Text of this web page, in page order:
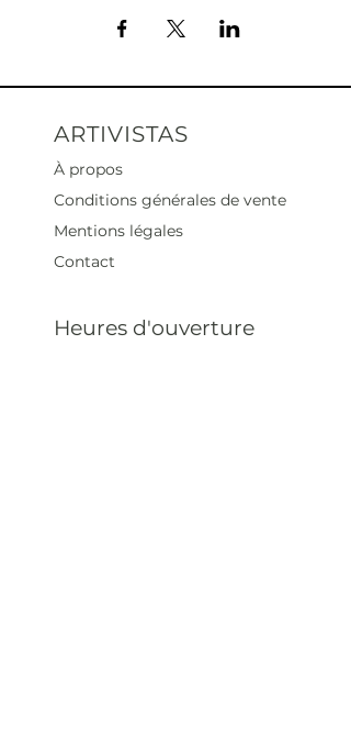
ARTIVISTAS
À propos
Conditions générales de vente
Mentions légales
Contact
Heures d'ouverture